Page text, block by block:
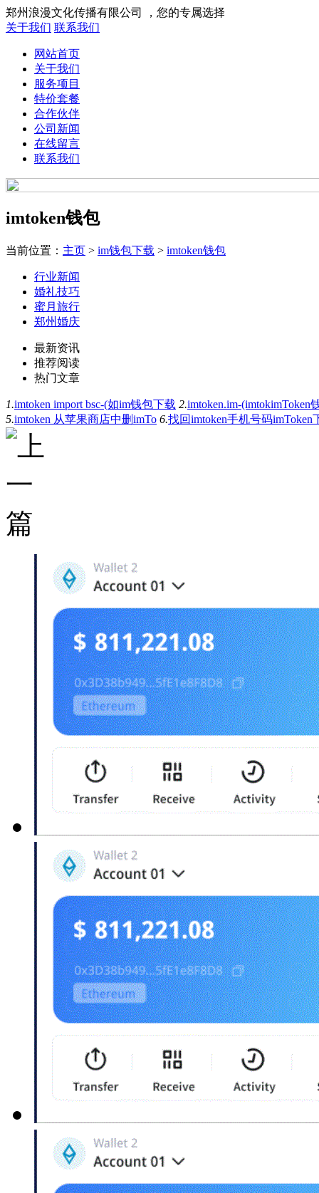
郑州浪漫文化传播有限公司 ，您的专属选择
关于我们 联系我们
网站首页
关于我们
服务项目
特价套餐
合作伙伴
公司新闻
在线留言
联系我们
imtoken钱包
当前位置： 主页 > im钱包下载 > imtoken钱包
行业新闻
婚礼技巧
蜜月旅行
郑州婚庆
最新资讯
推荐阅读
热门文章
1.imtoken import bsc-(如im钱包下载 2.imtoken.im-(imtokimToken
5.imtoken 从苹果商店中删imTo 6.找回imtoken手机号码imToken